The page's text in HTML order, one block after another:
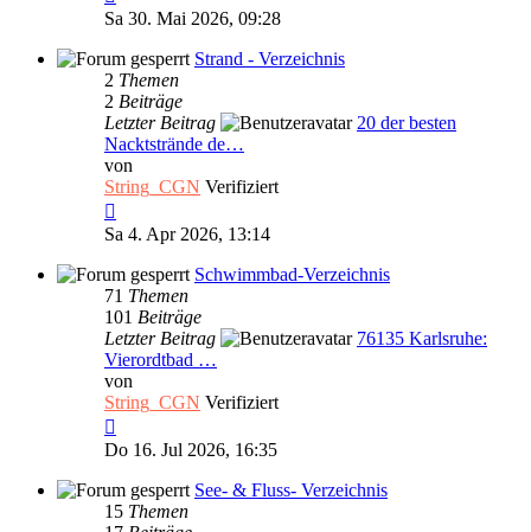
Beitrag
Sa 30. Mai 2026, 09:28
Strand - Verzeichnis
2 Themen
2 Beiträge
Letzter Beitrag
20 der besten
Nacktstrände de…
von
String_CGN Verifiziert
Beitrag
Sa 4. Apr 2026, 13:14
Schwimmbad-Verzeichnis
71 Themen
101 Beiträge
Letzter Beitrag
76135 Karlsruhe:
Vierordtbad …
von
String_CGN Verifiziert
Beitrag
Do 16. Jul 2026, 16:35
See- & Fluss- Verzeichnis
15 Themen